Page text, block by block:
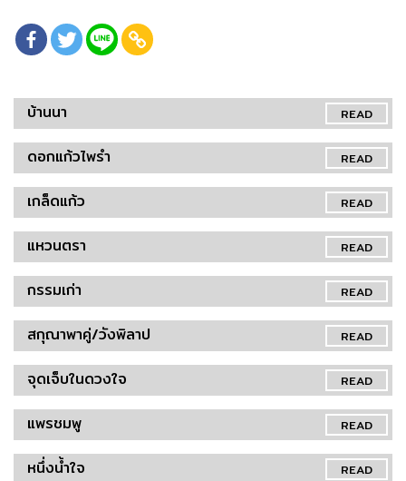
READ
บ้านนา
READ
ดอกแก้วไพรำ
READ
เกล็ดแก้ว
READ
แหวนตรา
READ
กรรมเก่า
READ
สกุณาพาคู่/วังพิลาป
READ
จุดเจ็บในดวงใจ
READ
แพรชมพู
READ
หนึ่งน้ำใจ